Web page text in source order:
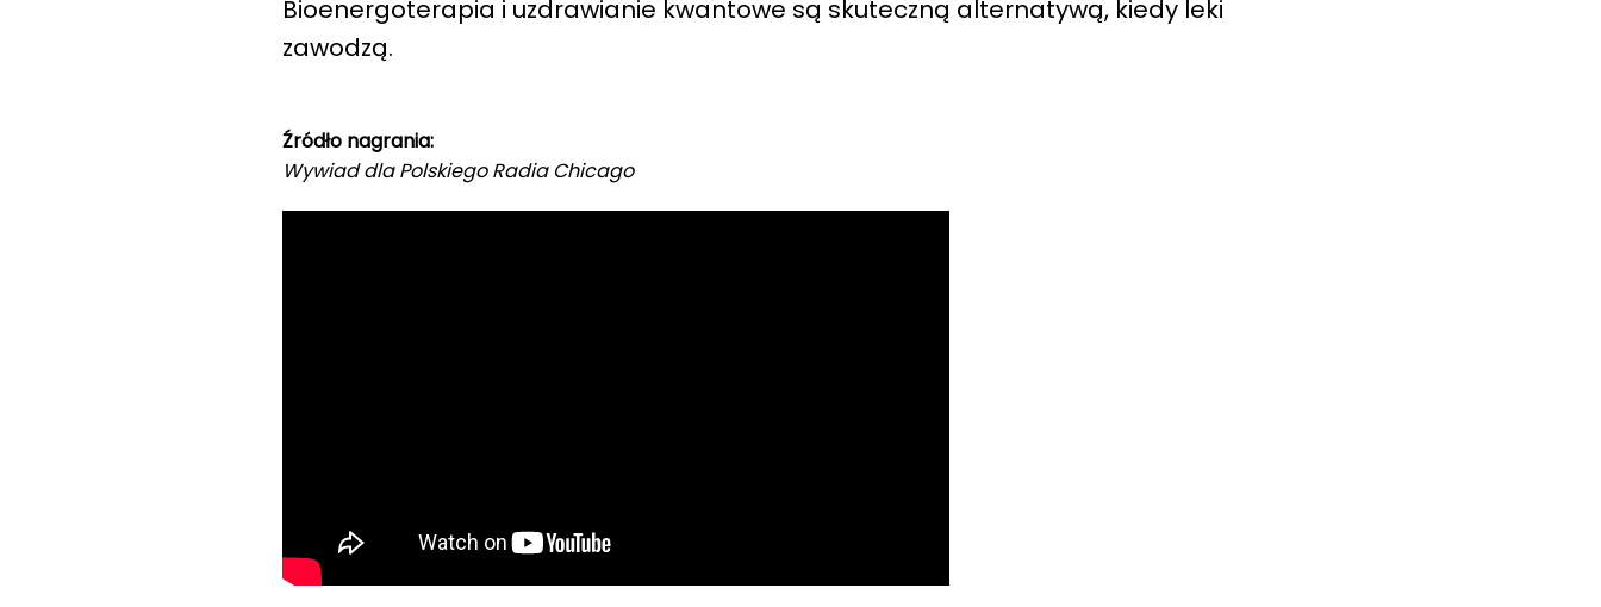
Bioenergoterapia i uzdrawianie kwantowe są skuteczną alternatywą, kiedy leki
zawodzą.
Źródło nagrania:
Wywiad dla Polskiego Radia Chicago